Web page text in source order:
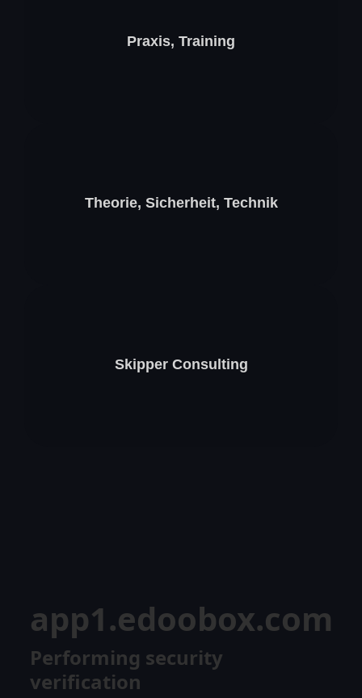
Praxis, Training
Theorie, Sicherheit, Technik
Skipper Consulting